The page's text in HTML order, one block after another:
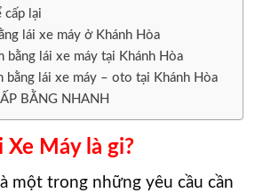
cấp lại
lái xe máy ở Khánh Hòa
bằng lái xe máy tại Khánh Hòa
bằng lái xe máy – oto tại Khánh Hòa
BẰNG NHANH
Xe Máy là gi?
một trong những yêu cầu cần